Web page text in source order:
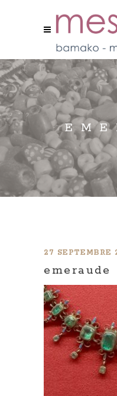
27 SEPTEMBRE
emeraude